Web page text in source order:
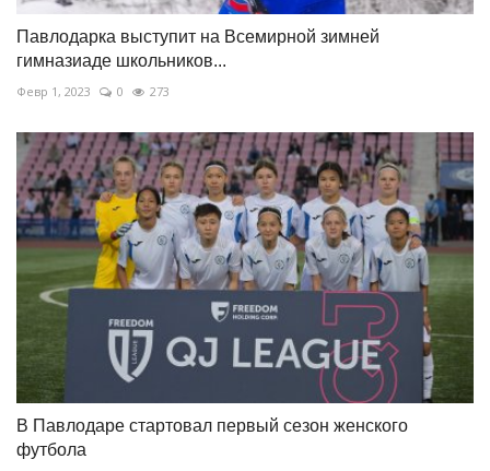
Павлодарка выступит на Всемирной зимней
гимназиаде школьников...
Февр 1, 2023 0 273
В Павлодаре стартовал первый сезон женского
футбола